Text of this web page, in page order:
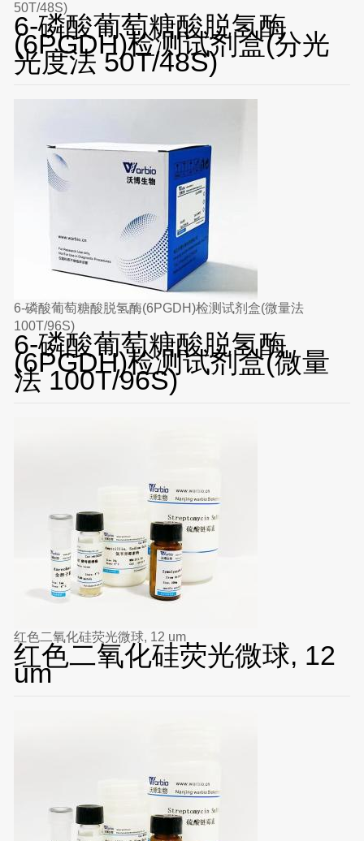
50T/48S)
6-磷酸葡萄糖酸脱氢酶
(6PGDH)检测试剂盒(分光
光度法 50T/48S)
6-磷酸葡萄糖酸脱氢酶(6PGDH)检测试剂盒(微量法
100T/96S)
6-磷酸葡萄糖酸脱氢酶
(6PGDH)检测试剂盒(微量
法 100T/96S)
红色二氧化硅荧光微球, 12 um
红色二氧化硅荧光微球, 12
um